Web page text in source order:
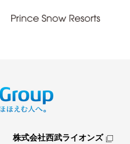
株式会社西武ライオンズ